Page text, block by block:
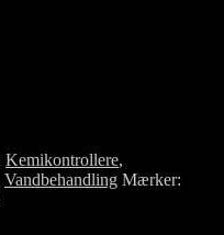
Kemikontrollere,
Vandbehandling Mærker